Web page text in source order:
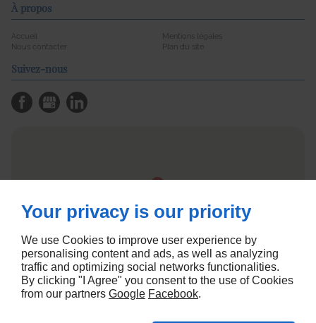
À propos
Accueil
Nous contacter
Mentions légales
Plan du site
Suivez-nous
Your privacy is our priority
We use Cookies to improve user experience by
personalising content and ads, as well as analyzing
traffic and optimizing social networks functionalities.
By clicking "I Agree" you consent to the use of Cookies
from our partners Google Facebook.